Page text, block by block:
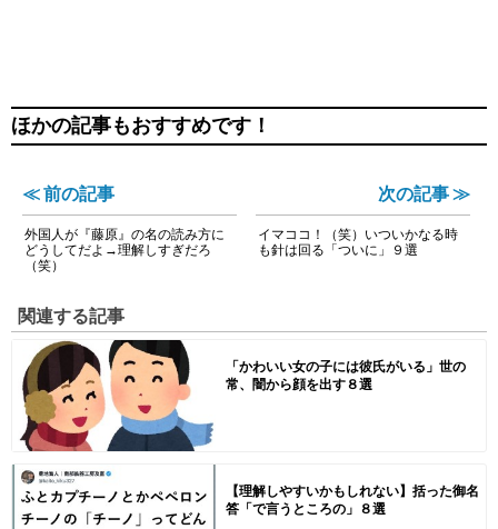
ほかの記事もおすすめです！
≪ 前の記事
外国人が『藤原』の名の読み方に
どうしてだよ→理解しすぎだろ
（笑）
次の記事 ≫
イマココ！（笑）いついかなる時
も針は回る「ついに」９選
関連する記事
「かわいい女の子には彼氏がいる」世の
常、闇から顔を出す８選
【理解しやすいかもしれない】括った御名
答「で言うところの」８選